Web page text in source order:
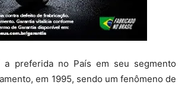
a preferida no País em seu segmento
em 1995, sendo um fenômeno de